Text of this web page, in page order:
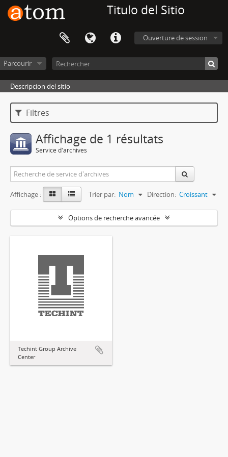
Titulo del Sitio
Ouverture de session
Parcourir
Descripcion del sitio
Filtres
Affichage de 1 résultats
Service d'archives
Affichage : Trier par: Nom Direction: Croissant
Options de recherche avancée
Techint Group Archive
Center